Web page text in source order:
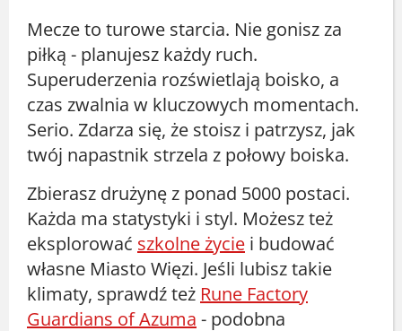
Mecze to turowe starcia. Nie gonisz za
piłką - planujesz każdy ruch.
Superuderzenia rozświetlają boisko, a
czas zwalnia w kluczowych momentach.
Serio. Zdarza się, że stoisz i patrzysz, jak
twój napastnik strzela z połowy boiska.
Zbierasz drużynę z ponad 5000 postaci.
Każda ma statystyki i styl. Możesz też
eksplorować szkolne życie i budować
własne Miasto Więzi. Jeśli lubisz takie
klimaty, sprawdź też Rune Factory
Guardians of Azuma - podobna